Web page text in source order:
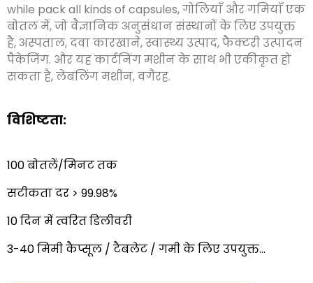
कैप्सूल पैक करते समय गिनती कर सकती है, गोलियाँ और
गमियाँ एक बोतल में, जो वैज्ञानिक अनुसंधान संस्थानों के
लिए उपयुक्त है, अस्पताल, दवा कारखाने, स्वास्थ्य उत्पाद,
फैक्टरी उत्पादन पैकेजिंग. और यह कार्टनिंग मशीन के साथ
भी एकीकृत हो सकता है, लेबलिंग मशीन, वगैरह.
विशिष्टता:
100 बोतलें/मिनट तक
सटीकता दर > 99.98%
10 दिन में त्वरित डिलीवरी
3-40 मिमी कैप्सूल / टैबलेट / गमी के लिए उपयुक्त…